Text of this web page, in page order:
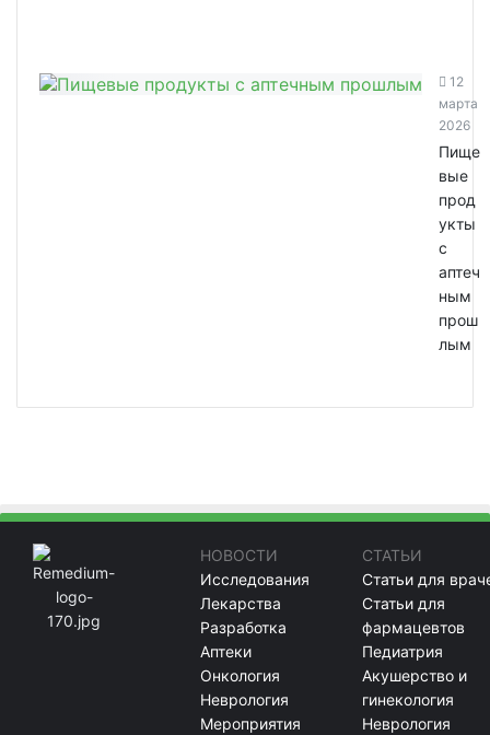
12
марта
2026
Пище
вые
прод
укты
с
аптеч
ным
прош
лым
НОВОСТИ
Исследования
Лекарства
Разработка
Аптеки
Онкология
Неврология
Мероприятия
СТАТЬИ
Статьи для
Статьи для
фармацевтов
Педиатрия
Акушерство и
гинекология
Неврология